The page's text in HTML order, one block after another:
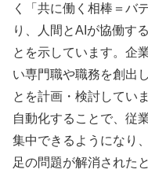
く「共に働く相棒＝バ
り、人間とAIが協働す
とを示しています。企
い専門職や職務を創出
とを計画・検討してい
自動化することで、従
集中できるようになり
足の問題が解消された